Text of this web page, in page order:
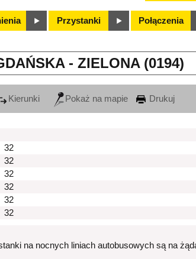
Przystanki Połączenia
- ZIELONA (0194)
Kierunki Pokaż na mapie Drukuj
32
32
32
32
32
32
na nocnych liniach autobusowych są na